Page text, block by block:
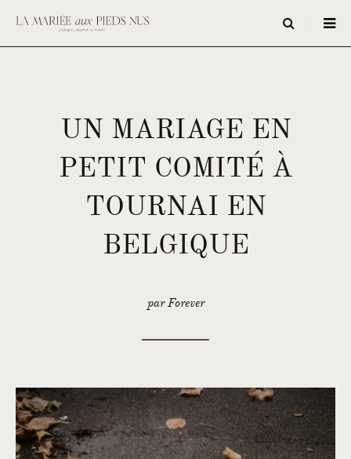
UN MARIAGE EN
PETIT COMITÉ À
TOURNAI EN
BELGIQUE
par Forever